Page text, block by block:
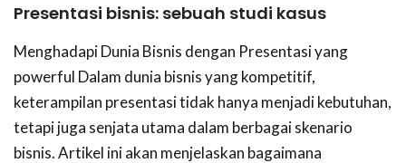
Presentasi bisnis: sebuah studi kasus
Menghadapi Dunia Bisnis dengan Presentasi yang
powerful Dalam dunia bisnis yang kompetitif,
keterampilan presentasi tidak hanya menjadi kebutuhan,
tetapi juga senjata utama dalam berbagai skenario
bisnis. Artikel ini akan menjelaskan bagaimana